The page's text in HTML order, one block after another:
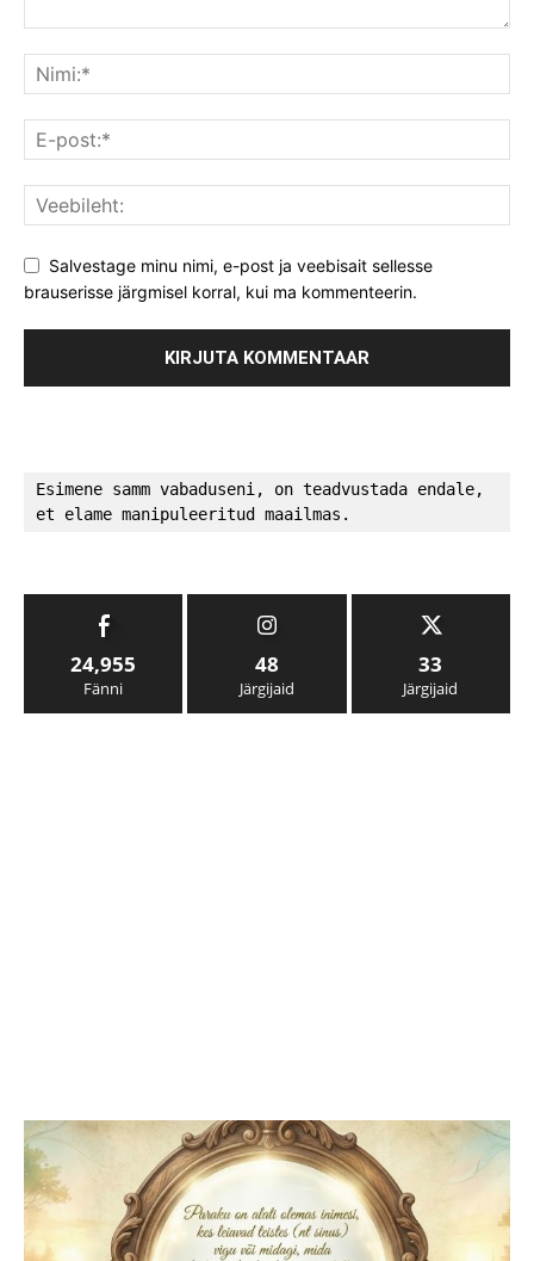
Salvestage minu nimi, e-post ja veebisait sellesse
brauserisse järgmisel korral, kui ma kommenteerin.
Esimene samm vabaduseni, on teadvustada endale,
et elame manipuleeritud maailmas.
24,955
Fänni
48
Järgijaid
33
Järgijaid